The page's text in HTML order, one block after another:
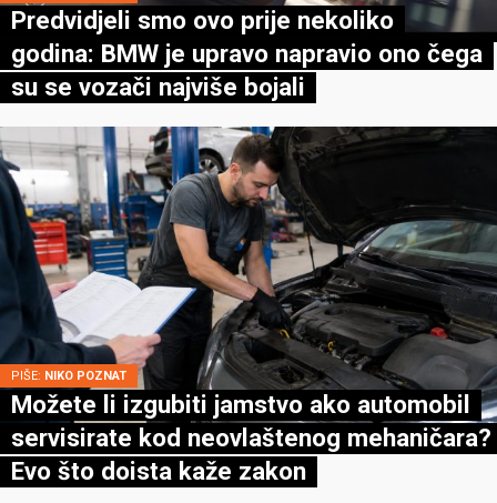
Predvidjeli smo ovo prije nekoliko
godina: BMW je upravo napravio ono čega
su se vozači najviše bojali
PIŠE: NIKO POZNAT
Možete li izgubiti jamstvo ako automobil
servisirate kod neovlaštenog mehaničara?
Evo što doista kaže zakon